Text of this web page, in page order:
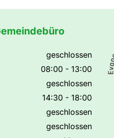
geschlossen
08:00 - 13:00
geschlossen
14:30 - 18:00
geschlossen
geschlossen